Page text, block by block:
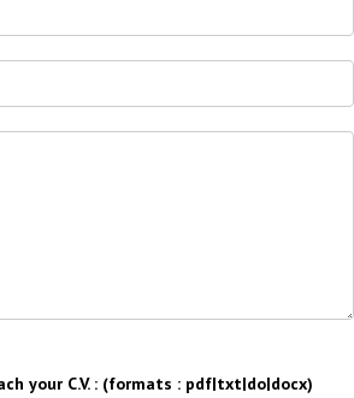
your C.V. : (formats : pdf|txt|do|docx)